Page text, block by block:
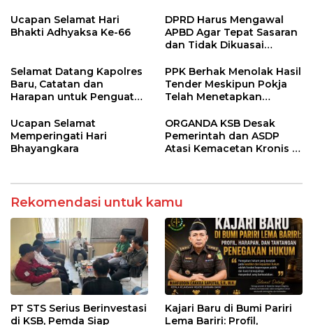
Melitus pada Lansia
hingga WNA
Ucapan Selamat Hari
Bhakti Adhyaksa Ke-66
DPRD Harus Mengawal
APBD Agar Tepat Sasaran
dan Tidak Dikuasai
Tertentu
Selamat Datang Kapolres
Baru, Catatan dan
Harapan untuk Penguatan
PPK Berhak Menolak Hasil
Tender Meskipun Pokja
Telah Menetapkan
Ucapan Selamat
Memperingati Hari
Bhayangkara
ORGANDA KSB Desak
Pemerintah dan ASDP
Atasi Kemacetan Kronis di
Rekomendasi untuk kamu
PT STS Serius Berinvestasi
di KSB, Pemda Siap
Kajari Baru di Bumi Pariri
Lema Bariri: Profil,